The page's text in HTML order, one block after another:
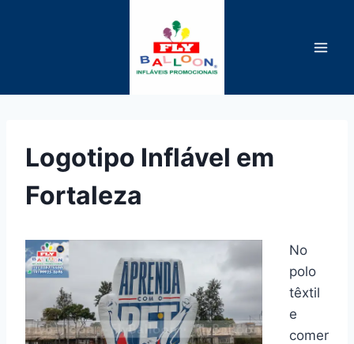
Logotipo Inflável em
Fortaleza
No
polo
têxtil
e
comer